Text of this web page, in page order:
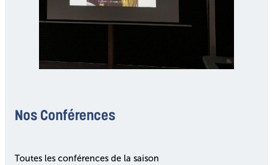
Nos Conférences
Toutes les conférences de la saison